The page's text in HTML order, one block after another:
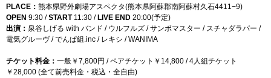
PLACE： 熊本県野外劇場アスペクタ(熊本県阿蘇郡南阿蘇村久石4411−9)
OPEN 9:30 /START11:30 / LIVE END 20:00(予定)
出演： 泉谷しげる with バンド / ウルフルズ / サンボマスター / スチャダラパー /
電気グルーヴ / でんぱ組.inc / レキシ / WANIMA
チケット料金： 一般￥7,800円 / ペアチケット￥14,800 / 4人組チケット
￥28,000 (全て前売料金・税込・全自由)